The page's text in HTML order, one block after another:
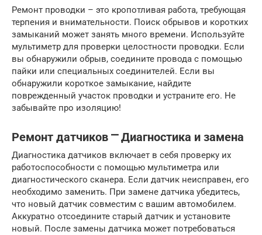
Ремонт проводки – это кропотливая работа, требующая
терпения и внимательности. Поиск обрывов и коротких
замыканий может занять много времени. Используйте
мультиметр для проверки целостности проводки. Если
вы обнаружили обрыв, соедините провода с помощью
пайки или специальных соединителей. Если вы
обнаружили короткое замыкание, найдите
поврежденный участок проводки и устраните его. Не
забывайте про изоляцию!
Ремонт датчиков ⎻ Диагностика и замена
Диагностика датчиков включает в себя проверку их
работоспособности с помощью мультиметра или
диагностического сканера. Если датчик неисправен, его
необходимо заменить. При замене датчика убедитесь,
что новый датчик совместим с вашим автомобилем.
Аккуратно отсоедините старый датчик и установите
новый. После замены датчика может потребоваться